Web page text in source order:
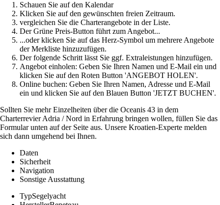
Schauen Sie auf den Kalendar
Klicken Sie auf den gewünschten freien Zeitraum.
vergleichen Sie die Charterangebote in der Liste.
Der Grüne Preis-Button führt zum Angebot...
...oder klicken Sie auf das Herz-Symbol um mehrere Angebote
der Merkliste hinzuzufügen.
Der folgende Schritt lässt Sie ggf. Extraleistungen hinzufügen.
Angebot einholen: Geben Sie Ihren Namen und E-Mail ein und
klicken Sie auf den Roten Button 'ANGEBOT HOLEN'.
Online buchen: Geben Sie Ihren Namen, Adresse und E-Mail
ein und klicken Sie auf den Blauen Button 'JETZT BUCHEN'.
Sollten Sie mehr Einzelheiten über die Oceanis 43 in dem
Charterrevier Adria / Nord in Erfahrung bringen wollen, füllen Sie das
Formular unten auf der Seite aus. Unsere Kroatien-Experte melden
sich dann umgehend bei Ihnen.
Daten
Sicherheit
Navigation
Sonstige Ausstattung
TypSegelyacht